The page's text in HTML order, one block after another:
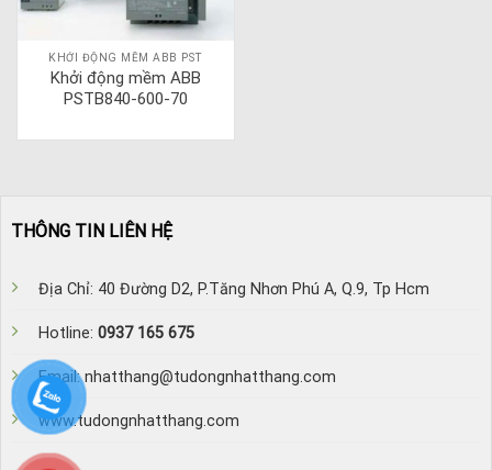
KHỞI ĐỘNG MỀM ABB PST
Khởi động mềm ABB
PSTB840-600-70
THÔNG TIN LIÊN HỆ
Địa Chỉ: 40 Đường D2, P.Tăng Nhơn Phú A, Q.9, Tp Hcm
Hotline: 0937 165 675
Email: nhatthang@tudongnhatthang.com
www.tudongnhatthang.com